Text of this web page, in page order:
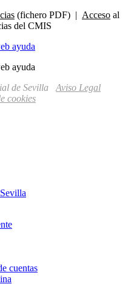
(fichero PDF) | Acceso al
del CMIS
de Sevilla Aviso Legal
cookies
cuentas